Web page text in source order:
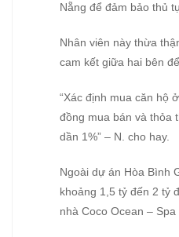
Nẵng để đảm bảo thủ
Nhân viên này thừa
cam kết giữa hai bên
“Xác định mua căn hộ
đồng mua bán và thỏa
dần 1%” – N. cho hay.
Ngoài dự án Hòa Bình
khoảng 1,5 tỷ đến 2 tỷ
nhà Coco Ocean –